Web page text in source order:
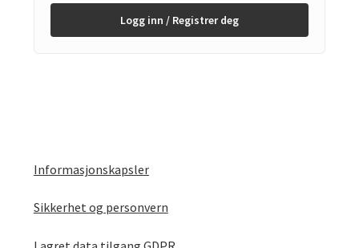
Logg inn / Registrer deg
Informasjonskapsler
Sikkerhet og personvern